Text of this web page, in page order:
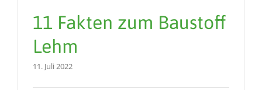
11 Fakten zum Baustoff
Lehm
11. Juli 2022